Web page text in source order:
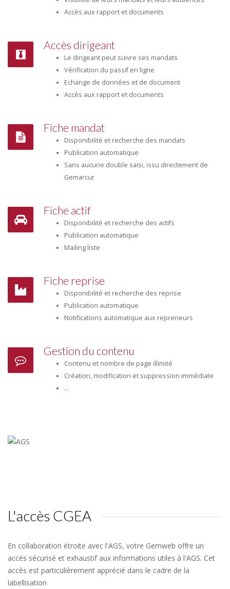
Accès aux rapport et documents
Accès dirigeant
Le dirigeant peut suivre ses mandats
Vérification du passif en ligne
Echange de données et de document
Accès aux rapport et documents
Fiche mandat
Disponibilité et recherche des mandats
Publication automatique
Sans aucune double saisi, issu directement de
Gemarcur
Fiche actif
Disponibilité et recherche des actifs
Publication automatique
Mailing liste
Fiche reprise
Disponibilité et recherche des reprise
Publication automatique
Notifications automatique aux repreneurs
Gestion du contenu
Contenu et nombre de page illimité
Création, modification et suppression immédiate
...
L'accès CGEA
En collaboration étroite avec l'AGS, votre Gemweb offre un
accès sécurisé et exhaustif aux informations utiles à l'AGS. Cet
accès est particulièrement apprécié dans le cadre de la
labellisation